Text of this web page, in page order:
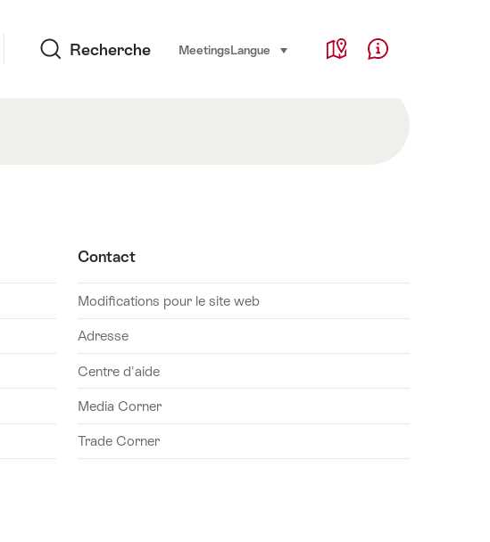
Recherche Language, region and important links
MeetingsLangue sélectionner (cliquer pour afficher)
Map Help & Contact
Contact
Modifications pour le site web
Adresse
Centre d'aide
Media Corner
Trade Corner